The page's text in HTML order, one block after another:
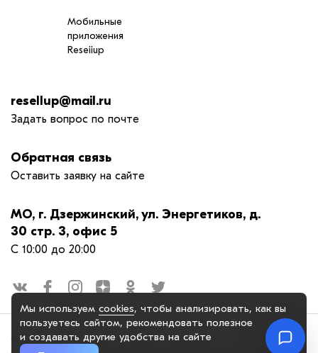
Мобильные
приложения
Reseiiup
resellup@mail.ru
Задать вопрос по почте
Обратная связь
Оставить заявку на сайте
МО, г. Дзержинский, ул. Энергетиков, д.
30 стр. 3, офис 5
С 10:00 до 20:00
© 2025. OOO "РЕСЕЛАП ГРУПП", официальный сайт. Сайт
Мы используем cookies, чтобы анализировать, как вы
пользуетесь сайтом, рекомендовать полезное
и создавать другие удобства на сайте